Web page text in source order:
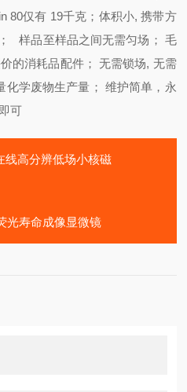
80仅有 19千克；体积小,携带方
样品至样品之间无需匀场； 毛
的消耗品配件； 无需锁场, 无需
化学废物生产量； 维护简单，永
可
线高分辨低场小核磁
光寿命成像显微镜